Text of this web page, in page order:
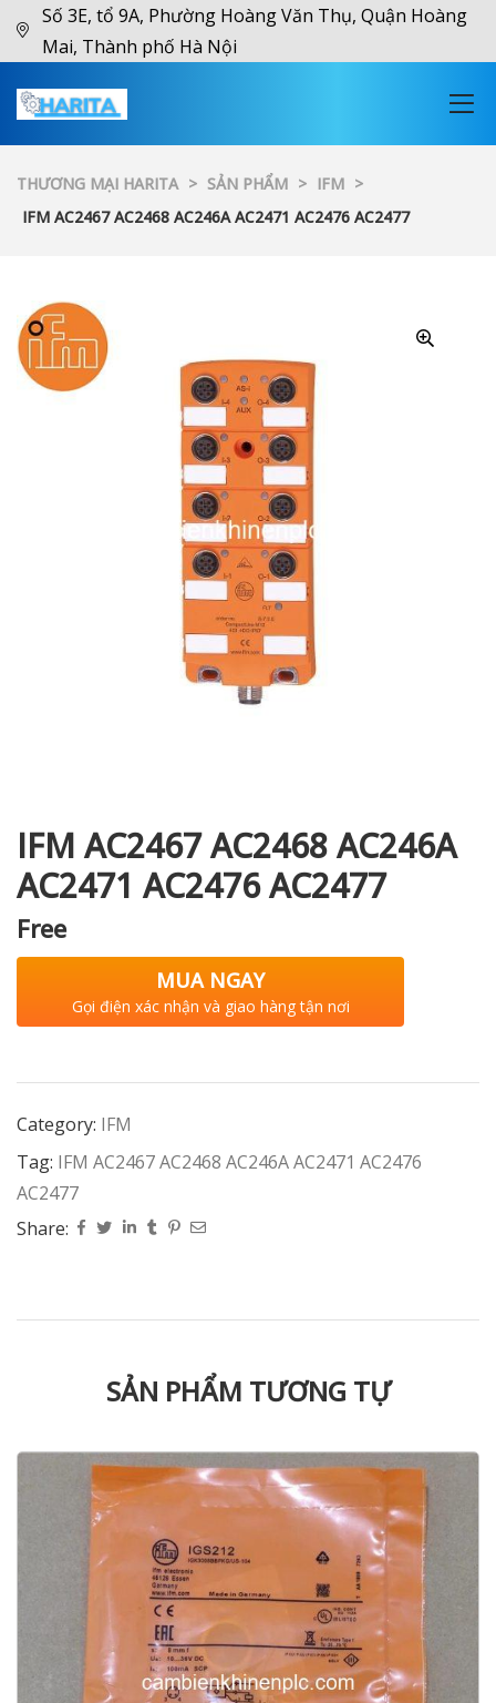
Số 3E, tổ 9A, Phường Hoàng Văn Thụ, Quận Hoàng
Mai, Thành phố Hà Nội
THƯƠNG MẠI HARITA > SẢN PHẨM > IFM >
IFM AC2467 AC2468 AC246A AC2471 AC2476 AC2477
IFM AC2467 AC2468 AC246A
AC2471 AC2476 AC2477
Free
MUA NGAY
Gọi điện xác nhận và giao hàng tận nơi
Category: IFM
Tag: IFM AC2467 AC2468 AC246A AC2471 AC2476
AC2477
Share:
SẢN PHẨM TƯƠNG TỰ